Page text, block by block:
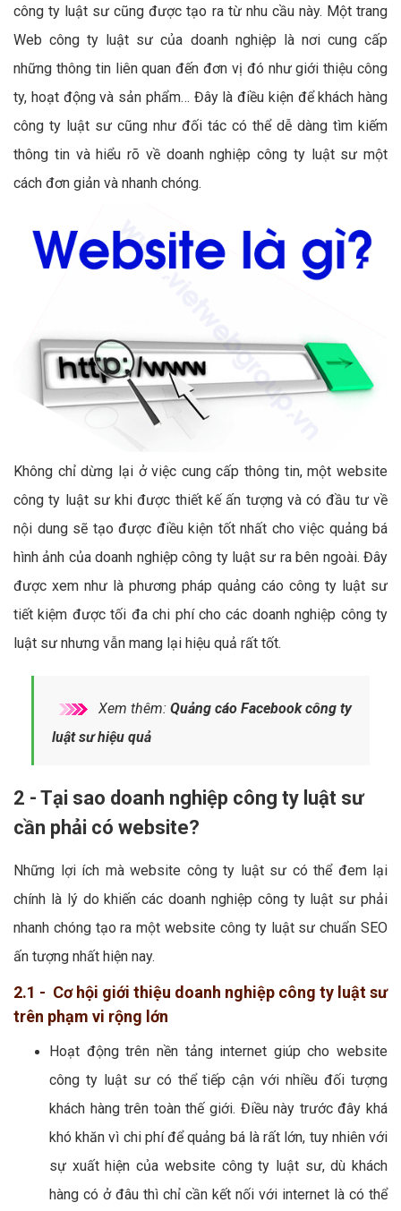
công ty luật sư cũng được tạo ra từ nhu cầu này. Một trang
Web công ty luật sư của doanh nghiệp là nơi cung cấp
những thông tin liên quan đến đơn vị đó như giới thiệu công
ty, hoạt động và sản phẩm… Đây là điều kiện để khách hàng
công ty luật sư cũng như đối tác có thể dễ dàng tìm kiếm
thông tin và hiểu rõ về doanh nghiệp công ty luật sư một
cách đơn giản và nhanh chóng.
Không chỉ dừng lại ở việc cung cấp thông tin, một website
công ty luật sư khi được thiết kế ấn tượng và có đầu tư về
nội dung sẽ tạo được điều kiện tốt nhất cho việc quảng bá
hình ảnh của doanh nghiệp công ty luật sư ra bên ngoài. Đây
được xem như là phương pháp quảng cáo công ty luật sư
tiết kiệm được tối đa chi phí cho các doanh nghiệp công ty
luật sư nhưng vẫn mang lại hiệu quả rất tốt.
Xem thêm: Quảng cáo Facebook công ty
luật sư hiệu quả
2 - Tại sao doanh nghiệp công ty luật sư
cần phải có website?
Những lợi ích mà website công ty luật sư có thể đem lại
chính là lý do khiến các doanh nghiệp công ty luật sư phải
nhanh chóng tạo ra một website công ty luật sư chuẩn SEO
ấn tượng nhất hiện nay.
2.1 - Cơ hội giới thiệu doanh nghiệp công ty luật sư
trên phạm vi rộng lớn
Hoạt động trên nền tảng internet giúp cho website
công ty luật sư có thể tiếp cận với nhiều đối tượng
khách hàng trên toàn thế giới. Điều này trước đây khá
khó khăn vì chi phí để quảng bá là rất lớn, tuy nhiên với
sự xuất hiện của website công ty luật sư, dù khách
hàng có ở đâu thì chỉ cần kết nối với internet là có thể